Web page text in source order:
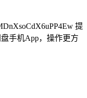
提
手机App，操作更方